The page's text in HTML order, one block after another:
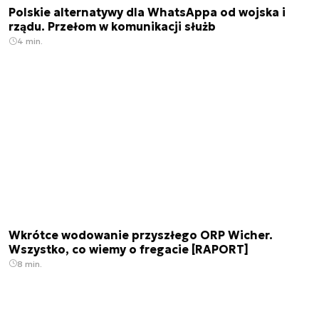
Polskie alternatywy dla WhatsAppa od wojska i
rządu. Przełom w komunikacji służb
4 min.
Wkrótce wodowanie przyszłego ORP Wicher.
Wszystko, co wiemy o fregacie [RAPORT]
8 min.